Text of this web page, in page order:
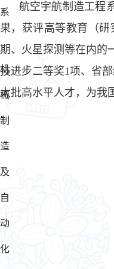
系
机
械
制
造
及
自
动
化
航空宇航制造工程
果，获评高等教育（
期、火星探测等在内的
技进步二等奖1项、省
大批高水平人才，为我